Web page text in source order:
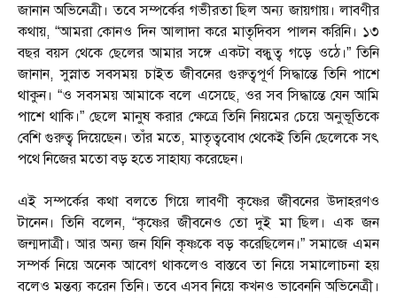
জানান অভিনেত্রী। তবে সম্পর্কের গভীরতা ছিল অন্য জায়গায়। লাবণীর
কথায়, “আমরা কোনও দিন আলাদা করে মাতৃদিবস পালন করিনি। ১৩
বছর বয়স থেকে ছেলের আমার সঙ্গে একটা বন্ধুত্ব গড়ে ওঠে।” তিনি
জানান, সুস্নাত সবসময় চাইত জীবনের গুরুত্বপূর্ণ সিদ্ধান্তে তিনি পাশে
থাকুন। “ও সবসময় আমাকে বলে এসেছে, ওর সব সিদ্ধান্তে যেন আমি
পাশে থাকি।” ছেলে মানুষ করার ক্ষেত্রে তিনি নিয়মের চেয়ে অনুভূতিকে
বেশি গুরুত্ব দিয়েছেন। তাঁর মতে, মাতৃত্ববোধ থেকেই তিনি ছেলেকে সৎ
পথে নিজের মতো বড় হতে সাহায্য করেছেন।
এই সম্পর্কের কথা বলতে গিয়ে লাবণী কৃষ্ণের জীবনের উদাহরণও
টানেন। তিনি বলেন, “কৃষ্ণের জীবনেও তো দুই মা ছিল। এক জন
জন্মদাত্রী। আর অন্য জন যিনি কৃষ্ণকে বড় করেছিলেন।” সমাজে এমন
সম্পর্ক নিয়ে অনেক আবেগ থাকলেও বাস্তবে তা নিয়ে সমালোচনা হয়
বলেও মন্তব্য করেন তিনি। তবে এসব নিয়ে কখনও ভাবেননি অভিনেত্রী।